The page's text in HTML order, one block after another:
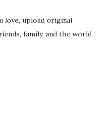
love, upload original
family, and the world